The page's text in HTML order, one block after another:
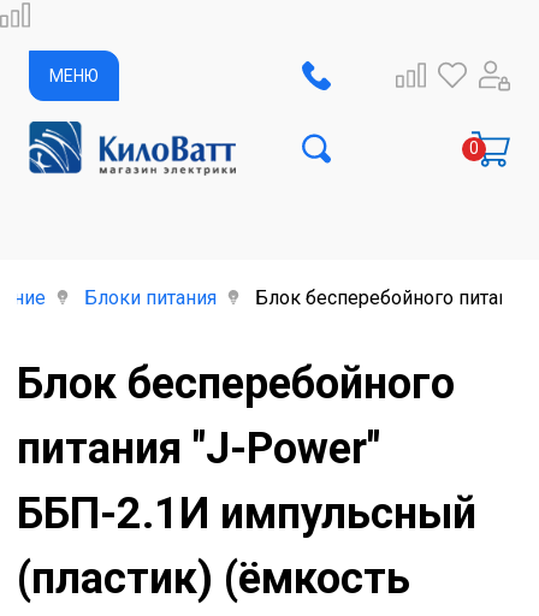
МЕНЮ
Блоки питания Блок бесперебойного
Блок бесперебойного
питания "J-Power"
ББП-2.1И импульсный
(пластик) (ёмкость